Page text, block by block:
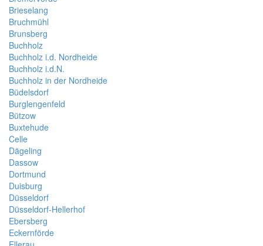
Brieselang
Bruchmühl
Brunsberg
Buchholz
Buchholz i.d. Nordheide
Buchholz i.d.N.
Buchholz in der Nordheide
Büdelsdorf
Burglengenfeld
Bützow
Buxtehude
Celle
Dägeling
Dassow
Dortmund
Duisburg
Düsseldorf
Düsseldorf-Hellerhof
Ebersberg
Eckernförde